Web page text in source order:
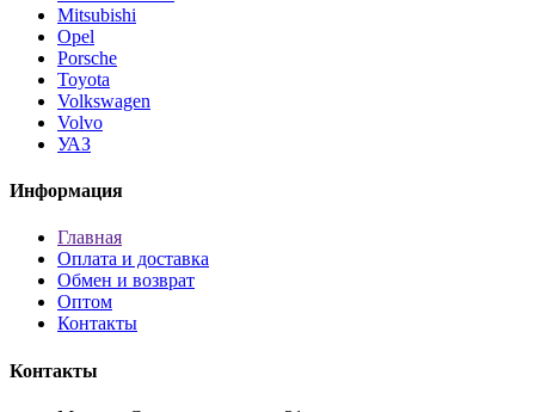
Mitsubishi
Opel
Porsche
Toyota
Volkswagen
Volvo
УАЗ
Информация
Главная
Оплата и доставка
Обмен и возврат
Оптом
Контакты
Контакты